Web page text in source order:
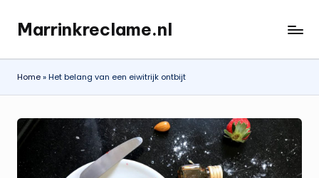
de
inhoud
Marrinkreclame.nl
Home»Het belang van een eiwitrijk ontbijt